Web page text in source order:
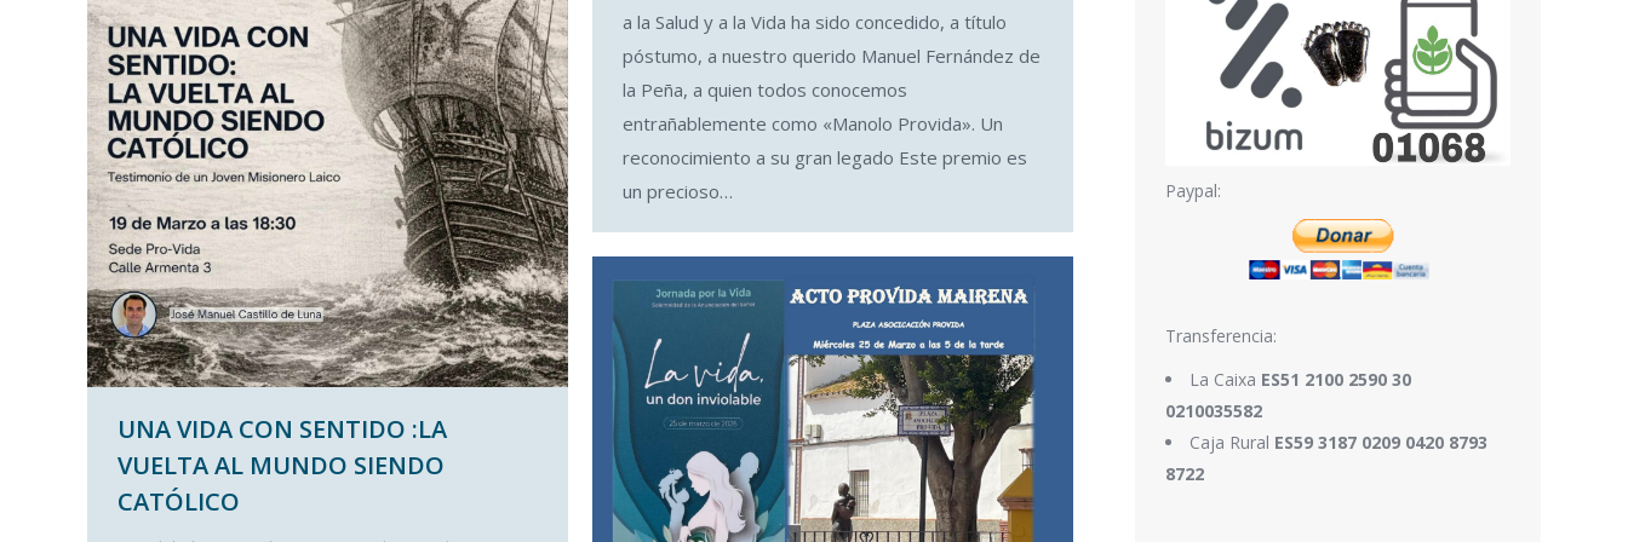
a la Salud y a la Vida ha sido concedido, a título
póstumo, a nuestro querido Manuel Fernández de
la Peña, a quien todos conocemos
entrañablemente como «Manolo Provida». Un
reconocimiento a su gran legado Este premio es
un precioso…
UNA VIDA CON SENTIDO :LA
VUELTA AL MUNDO SIENDO
CATÓLICO
Paypal:
Transferencia:
La Caixa ES51 2100 2590 30
0210035582
Caja Rural ES59 3187 0209 0420 8793
8722